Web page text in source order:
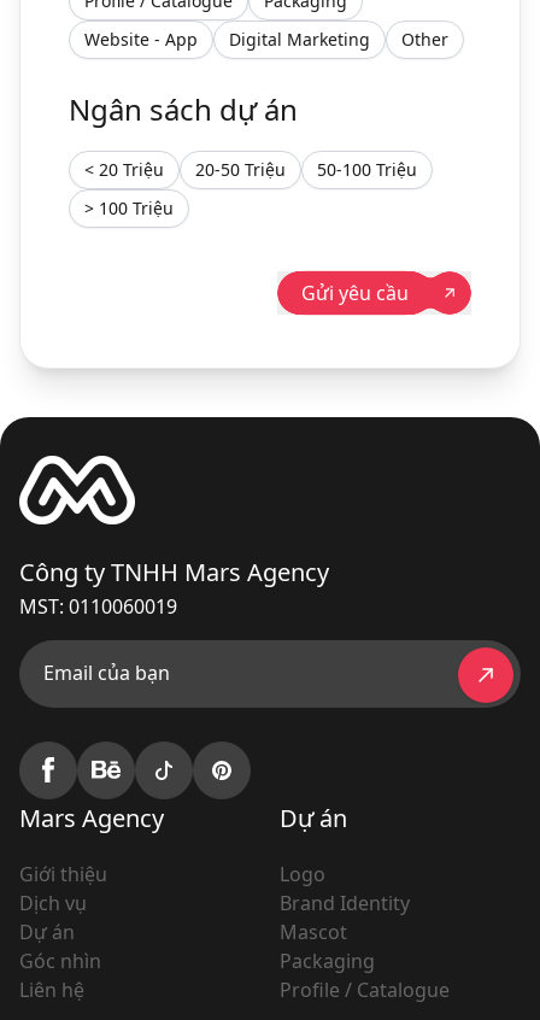
Website - App
Digital Marketing Other
Ngân sách dự án
< 20 Triệu 20-50 Triệu
50-100 Triệu
> 100 Triệu
Gửi yêu cầu
Công ty TNHH Mars Agency
MST: 0110060019
Email của bạn
Mars Agency
Giới thiệu
Dịch vụ
Dự án
Góc nhìn
Liên hệ
Dự án
Logo
Brand Identity
Mascot
Packaging
Profile / Catalogue